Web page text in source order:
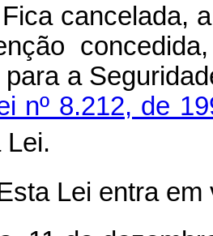
cancelada,
a
nº 8.212, de
Lei.
Lei entra